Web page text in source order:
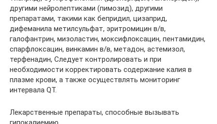
другими нейролептиками (пимозид), другими
препаратами, такими как бепридил, цизаприд,
дифеманила метилсульфат, эритромицин в/в,
галофантрин, мизоластин, моксифлоксацин, пентамидин,
спарфлоксацин, винкамин в/в, метадон, астемизол,
терфенадин, Следует контролировать и при
необходимости корректировать содержание калия в
плазме крови, а также осуществлять мониторинг
интервала QT.
Лекарственные препараты, способные вызывать